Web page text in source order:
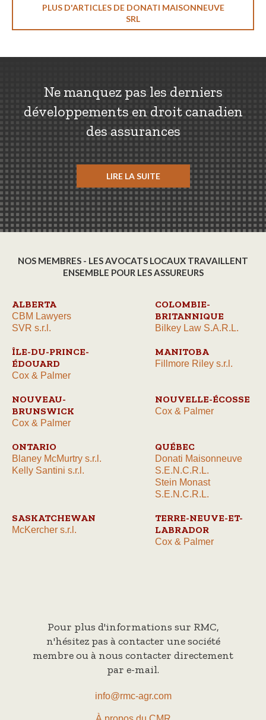
PLUS D'ARTICLES DE DONATI MAISONNEUVE
SRL
Ne manquez pas les derniers
développements en droit canadien
des assurances
LIRE LA SUITE
NOS MEMBRES - LES AVOCATS LOCAUX TRAVAILLENT
ENSEMBLE POUR LES ASSUREURS
ALBERTA
CBM Lawyers
SVR s.r.l.
COLOMBIE-
BRITANNIQUE
Bilkey Law S.A.R.L.
ÎLE-DU-PRINCE-
ÉDOUARD
Cox & Palmer
MANITOBA
Fillmore Riley s.r.l.
NOUVEAU-
BRUNSWICK
Cox & Palmer
NOUVELLE-ÉCOSSE
Cox & Palmer
ONTARIO
Blaney McMurtry s.r.l.
Kelly Santini s.r.l.
QUÉBEC
Donati Maisonneuve
S.E.N.C.R.L.
Stein Monast
S.E.N.C.R.L.
SASKATCHEWAN
McKercher s.r.l.
TERRE-NEUVE-ET-
LABRADOR
Cox & Palmer
Pour plus d'informations sur RMC,
n'hésitez pas à contacter une société
membre ou à nous contacter directement
par e-mail.
info@rmc-agr.com